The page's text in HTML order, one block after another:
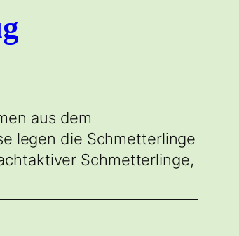
aus dem
legen die Schmetterlinge
Schmetterlinge,